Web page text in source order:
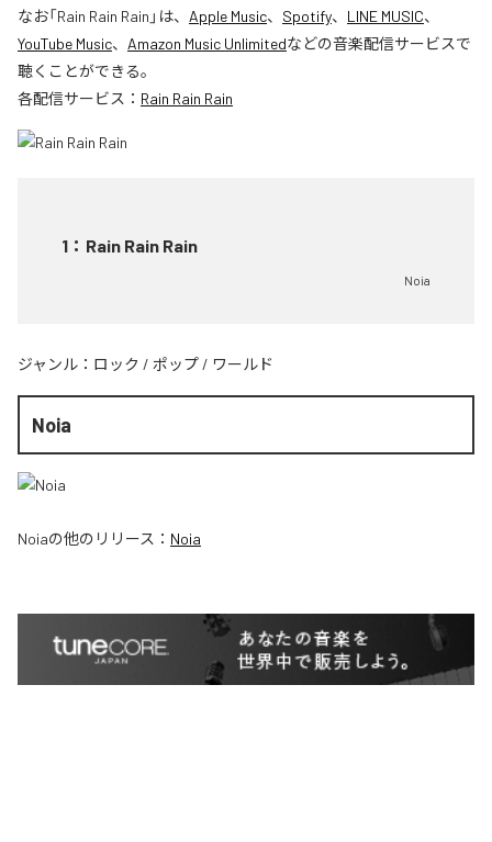
なお「Rain Rain Rain 」は、 Apple Music、 Spotify、 LINE MUSIC、
YouTube Music、 Amazon Music Unlimitedなどの音楽配信サービスで
聴くことができる。
各配信サービス： Rain Rain Rain
1 ： Rain Rain Rain
Noia
ジャンル： ロック / ポップ / ワールド
Noia
Noiaの他のリリース： Noia